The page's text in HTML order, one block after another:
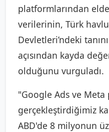
platformlarından
verilerinin, Türk
Devletleri’ndeki
açısından kayda
olduğunu vurguladı.
"Google Ads ve Meta
gerçekleştirdiğimiz
ABD'de 8 milyonun